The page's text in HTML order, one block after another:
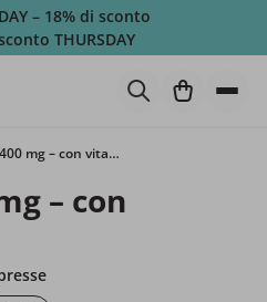
– 18% di sconto
THURSDAY
3x MSM 2400 mg – con vitamina C
– con